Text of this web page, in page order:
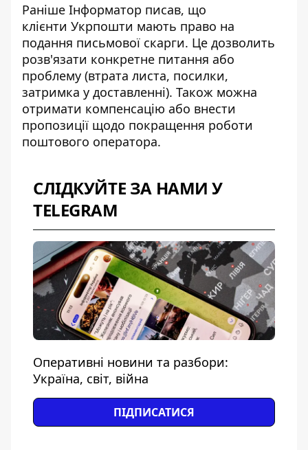
Раніше Інформатор писав, що
клієнти Укрпошти мають право на
подання письмової скарги. Це дозволить
розв'язати конкретне питання або
проблему (втрата листа, посилки,
затримка у доставленні). Також можна
отримати компенсацію або внести
пропозиції щодо покращення роботи
поштового оператора.
СЛІДКУЙТЕ ЗА НАМИ У
TELEGRAM
Оперативні новини та разбори:
Україна, світ, війна
ПІДПИСАТИСЯ